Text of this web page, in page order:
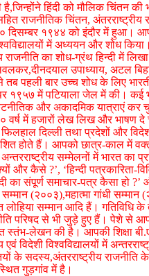
हिंदी को मौलिक चिंतन
राजनीतिक चिंतन,
दिसम्बर १९४४ को इंदौर में
में अध्ययन और शोध किया।
का शोध-ग्रंथ हिन्दी में
उपाध्याय, अटल
पहली बार उच्च शोध के लिए
१९५७ में पटियाला जेल में की। कई
और अकादमिक यात्राएं कर
वर्ष में हजारों लेख लिख और भाषण
दिल्ली तथा प्रदेशों और
होते हैं। आपको छात्र-काल में
अन्तरराष्ट्रीय सम्मेलनों में भारत
और कैसे ?’, ‘हिन्दी पत्रकारिता-
संपूर्ण समाचार-पत्र कैसा हो ?’
सम्मान (२००३),महात्मा गांधी
लोहिया सम्मान आदि हैं।
परिषद से भी जुड़े हुए हैं। पेशे से
स्तंभ-लेखन की है। आपकी शिक्षा
विदेशी विश्वविद्यालयों में
सदस्य,अंतरराष्ट्रीय राजनीति के
गुड़गांव में है।